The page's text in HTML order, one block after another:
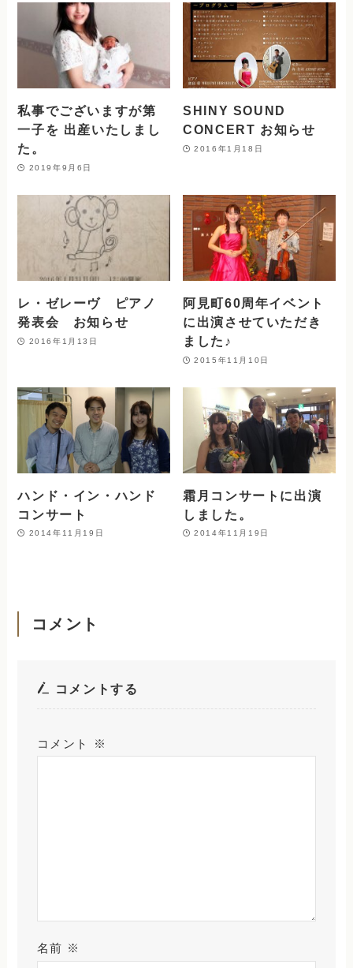
私事でございますが第
一子を 出産いたしまし
た。
2019年9月6日
SHINY SOUND
CONCERT お知らせ
2016年1月18日
レ・ゼレーヴ ピアノ
発表会 お知らせ
2016年1月13日
阿見町60周年イベント
に出演させていただき
ました♪
2015年11月10日
ハンド・イン・ハンド
コンサート
2014年11月19日
霜月コンサートに出演
しました。
2014年11月19日
コメント
コメントする
コメント ※
名前 ※